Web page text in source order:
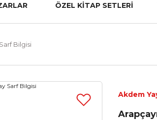
ÖZEL KİTAP SETLERİ
Bilgisi
Akdem